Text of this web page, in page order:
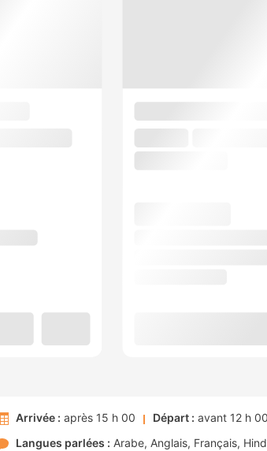
Arrivée : après 15 h 00 Départ : avant 12 h 00
Langues parlées : Arabe Anglais Français